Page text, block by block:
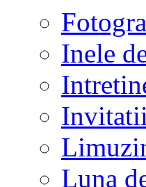
Inele
Luna